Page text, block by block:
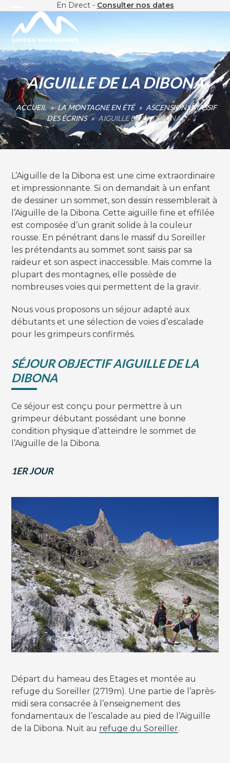
content
En Direct - Consulter nos dates
Open
mobile
menu
Close
mobile
menu
AIGUILLE DE LA DIBONA
ACCUEIL » LA MONTAGNE EN ÉTÉ » ASCENSIONS MASSIF
DES ÉCRINS » AIGUILLE DE LA DIBONA
L’Aiguille de la Dibona est une cime extraordinaire
et impressionnante. Si on demandait à un enfant
de dessiner un sommet, son dessin ressemblerait à
l’Aiguille de la Dibona. Cette aiguille fine et effilée
est composée d’un granit solide à la couleur
rousse. En pénétrant dans le massif du Soreiller
les prétendants au sommet sont saisis par sa
raideur et son aspect inaccessible. Mais comme la
plupart des montagnes, elle possède de
nombreuses voies qui permettent de la gravir.
Nous vous proposons un séjour adapté aux
débutants et une sélection de voies d’escalade
pour les grimpeurs confirmés.
SÉJOUR OBJECTIF AIGUILLE DE LA
DIBONA
Ce séjour est conçu pour permettre à un
grimpeur débutant possédant une bonne
condition physique d’atteindre le sommet de
l’Aiguille de la Dibona.
1ER JOUR
Départ du hameau des Etages et montée au
refuge du Soreiller (2719m). Une partie de l’après-
midi sera consacrée à l’enseignement des
fondamentaux de l’escalade au pied de l’Aiguille
de la Dibona. Nuit au refuge du Soreiller.